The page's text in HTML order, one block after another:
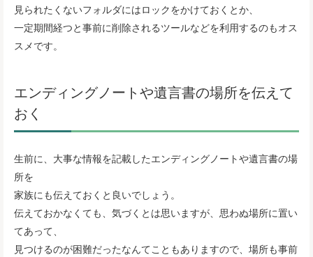
見られたくないフォルダにはロックをかけておくとか、
一定期間経つと事前に削除されるツールなどを利用するのもオス
スメです。
エンディングノートや遺言書の場所を伝えて
おく
生前に、大事な情報を記載したエンディングノートや遺言書の場
所を
家族にも伝えておくと良いでしょう。
伝えておかなくても、気づくとは思いますが、思わぬ場所に置い
てあって、
見つけるのが困難だったなんてこともありますので、場所も事前